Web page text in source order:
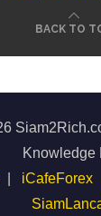
BACK TO
Knowledge
iCafeForex